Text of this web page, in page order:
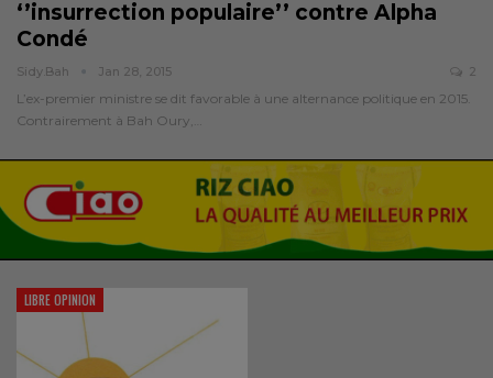
‘’insurrection populaire’’ contre Alpha
Condé
Sidy.bah Jan 28, 2015 2
L’ex-premier ministre se dit favorable à une alternance politique en 2015.
Contrairement à Bah Oury,…
LIBRE OPINION